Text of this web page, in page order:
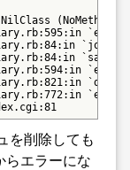
`join'
`safe'
を削除しても
らエラーにな